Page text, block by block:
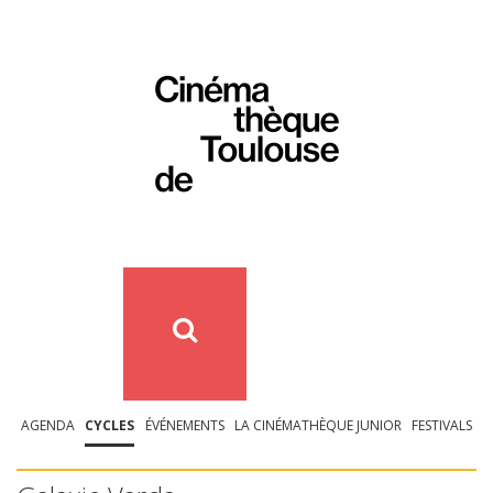
AGENDA CYCLES ÉVÉNEMENTS LA CINÉMATHÈQUE JUNIOR FESTIVALS